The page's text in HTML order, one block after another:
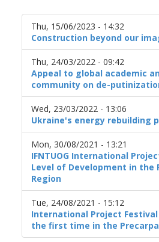
Thu, 15/06/2023 - 14:32
Construction beyond our
Thu, 24/03/2022 - 09:42
Appeal to global academic
community on de-
Wed, 23/03/2022 - 13:06
Ukraine's energy rebuilding
Mon, 30/08/2021 - 13:21
IFNTUOG International
Level of Development in the
Region
Tue, 24/08/2021 - 15:12
International Project Festival
the first time in the